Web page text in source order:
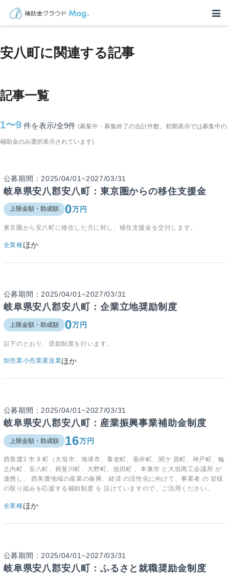
TOP > 補助金・助成金詳細>岐阜県
安八町に関連する記事
記事一覧
1〜9 件を表示/全9件 (募集中・募集終了の合計件数。初期表示では募集中の
補助金のみ選択表示されています)
公募期間：2025/04/01~2027/03/31
岐阜県安八郡安八町：東京圏からの移住支援金
上限金額・助成額 0万円
東京圏から安八町に移住した方に対し、移住支援金を交付します。
全業種ほか
公募期間：2025/04/01~2027/03/31
岐阜県安八郡安八町：企業立地奨励制度
上限金額・助成額 0万円
以下のとおり、奨励制度を行います。
卸売業小売業運送業ほか
公募期間：2025/04/01~2027/03/31
岐阜県安八郡安八町：産業振興事業補助金制度
上限金額・助成額 16万円
西美濃3 市 9 町（大垣市、海津市、養老町、垂井町、関ケ 原町、神戸町、輪
之内町、安八町、揖斐川町、大野町、池田町 、本巣市 と大垣商工会議所 が
連携し、 西美濃地域の産業の振興、経済 の活性化に向けて、事業者 の 皆様
の取り組みを応援する補助制度 を 設けていますので、ご活用ください。
全業種ほか
公募期間：2025/04/01~2027/03/31
岐阜県安八郡安八町：ふるさと就職奨励金制度